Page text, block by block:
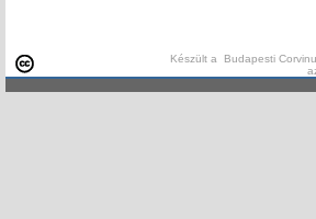
Készült a Budapesti